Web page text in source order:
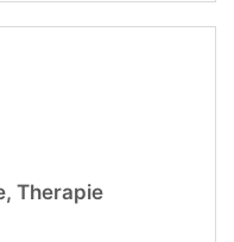
Therapie